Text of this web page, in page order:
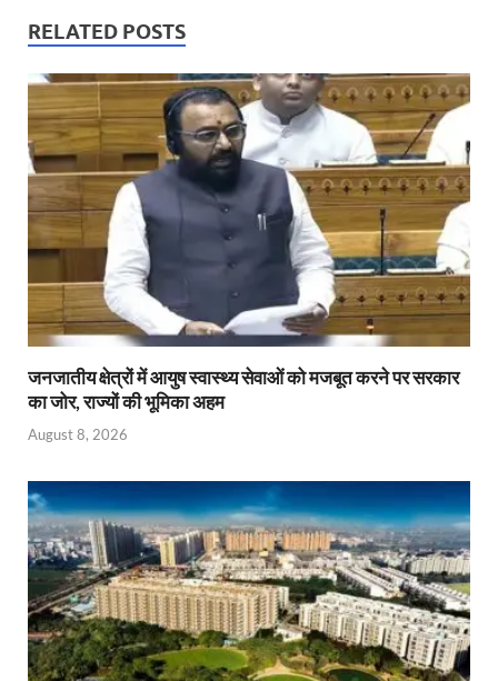
s
A
p
p
b
o
o
k
er
ie
n
dl
y
dI
n
RELATED POSTS
जनजातीय क्षेत्रों में आयुष स्वास्थ्य सेवाओं को मजबूत करने पर सरकार
का जोर, राज्यों की भूमिका अहम
August 8, 2026